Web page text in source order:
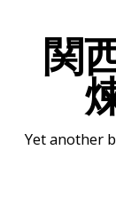
関
Yet another